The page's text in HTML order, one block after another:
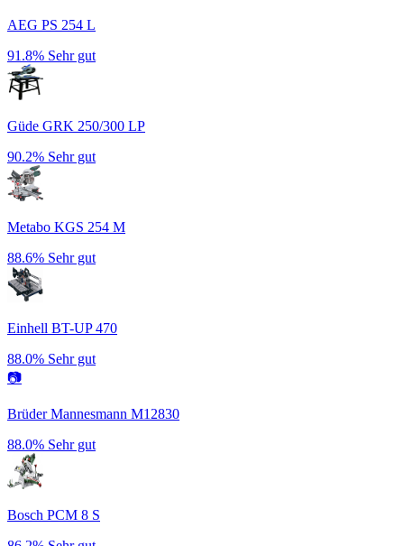
AEG PS 254 L
91.8% Sehr gut
Güde GRK 250/300 LP
90.2% Sehr gut
Metabo KGS 254 M
88.6% Sehr gut
Einhell BT-UP 470
88.0% Sehr gut
📷
Brüder Mannesmann M12830
88.0% Sehr gut
Bosch PCM 8 S